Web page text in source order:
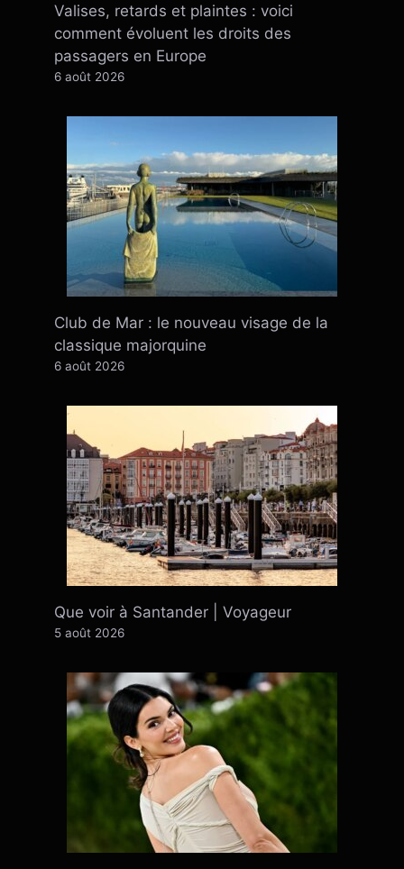
Valises, retards et plaintes : voici
comment évoluent les droits des
passagers en Europe
6 août 2026
Club de Mar : le nouveau visage de la
classique majorquine
6 août 2026
Que voir à Santander | Voyageur
5 août 2026